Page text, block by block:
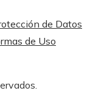
de Datos
de Uso